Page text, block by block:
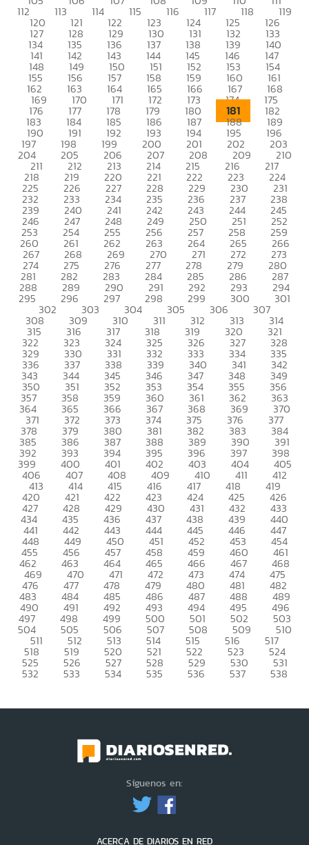
112 113 114 115 116 117 118 119
120 121 122 123 124 125 126
127 128 129 130 131 132 133
134 135 136 137 138 139 140
141 142 143 144 145 146 147
148 149 150 151 152 153 154
155 156 157 158 159 160 161
162 163 164 165 166 167 168
169 170 171 172 173 174 175
176 177 178 179 180 181 182
183 184 185 186 187 188 189
190 191 192 193 194 195 196
197 198 199 200 201 202 203
204 205 206 207 208 209 210
211 212 213 214 215 216 217
218 219 220 221 222 223 224
225 226 227 228 229 230 231
232 233 234 235 236 237 238
239 240 241 242 243 244 245
246 247 248 249 250 251 252
253 254 255 256 257 258 259
260 261 262 263 264 265 266
267 268 269 270 271 272 273
274 275 276 277 278 279 280
281 282 283 284 285 286 287
288 289 290 291 292 293 294
295 296 297 298 299 300 301
302 303 304 305 306 307
308 309 310 311 312 313 314
315 316 317 318 319 320 321
322 323 324 325 326 327 328
329 330 331 332 333 334 335
336 337 338 339 340 341 342
343 344 345 346 347 348 349
350 351 352 353 354 355 356
357 358 359 360 361 362 363
364 365 366 367 368 369 370
371 372 373 374 375 376 377
378 379 380 381 382 383 384
385 386 387 388 389 390 391
392 393 394 395 396 397 398
399 400 401 402 403 404 405
406 407 408 409 410 411 412
413 414 415 416 417 418 419
420 421 422 423 424 425 426
427 428 429 430 431 432 433
434 435 436 437 438 439 440
441 442 443 444 445 446 447
448 449 450 451 452 453 454
455 456 457 458 459 460 461
462 463 464 465 466 467 468
469 470 471 472 473 474 475
476 477 478 479 480 481 482
483 484 485 486 487 488 489
490 491 492 493 494 495 496
497 498 499 500 501 502 503
504 505 506 507 508 509 510
511 512 513 514 515 516 517
518 519 520 521 522 523 524
525 526 527 528 529 530 531
532 533 534 535 536 537 538
Síguenos en:
ACERCA DE DIARIOS EN RED